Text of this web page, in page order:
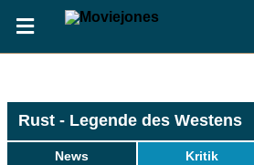
Rust - Legende des Westens
News Kritik